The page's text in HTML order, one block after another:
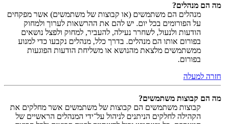
מה הם מנהלים?
מנהלים הם משתמשים (או קבוצות של משתמשים) אשר מפקחים
על הפורומים בכל יום. יש להם את ההרשאות לערוך ולמחוק
הודעות ולנעול, לשחרר נעילה, להעביר, למחוק ולפצל נושאים
בפורום אותו הם מנהלים. בדרך כלל, מנהלים נקבעו כדי למנוע
ממשתמשים מלצאת מהנושא או משליחת הודעות הפוגעות
בפורום.
חזרה למעלה
מה הם קבוצות משתמשים?
קבוצות משתמשים הם קבוצות של משתמשים אשר מחלקים את
הקהילה לחלקים הניתנים לניהול על־ידי המנהלים הראשיים של